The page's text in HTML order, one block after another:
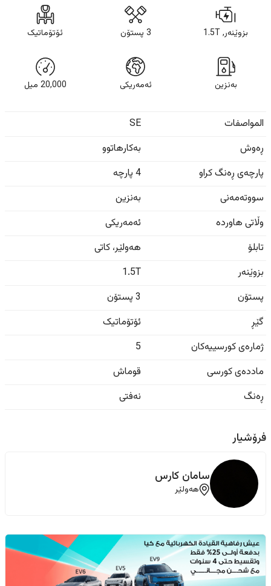
بزوێنەر, 1.5T 3 پستۆن ئۆتۆماتیک
بەنزین ئەمەریکی 20,000 ميل
المواصفات
SE
ڕەوش
بەکارهاتوو
پارچەی ڕەنگ کراو
4 پارچە
سووتەمەنی
بەنزین
وڵاتی هاوردە
ئەمەریکی
تابلۆ
هەولێر، کاتی
بزوێنەر
1.5T
پستۆن
3 پستۆن
گێڕ
ئۆتۆماتیک
ژمارەی کورسییەکان
5
ماددەی کورسی
قوماش
ڕەنگ
نەفتی
فرۆشیار
سامان كارس
هەولێر